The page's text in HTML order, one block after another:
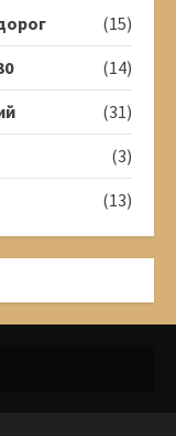
(15)
(14)
(31)
(3)
(13)